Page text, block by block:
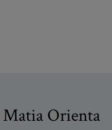
Orienta